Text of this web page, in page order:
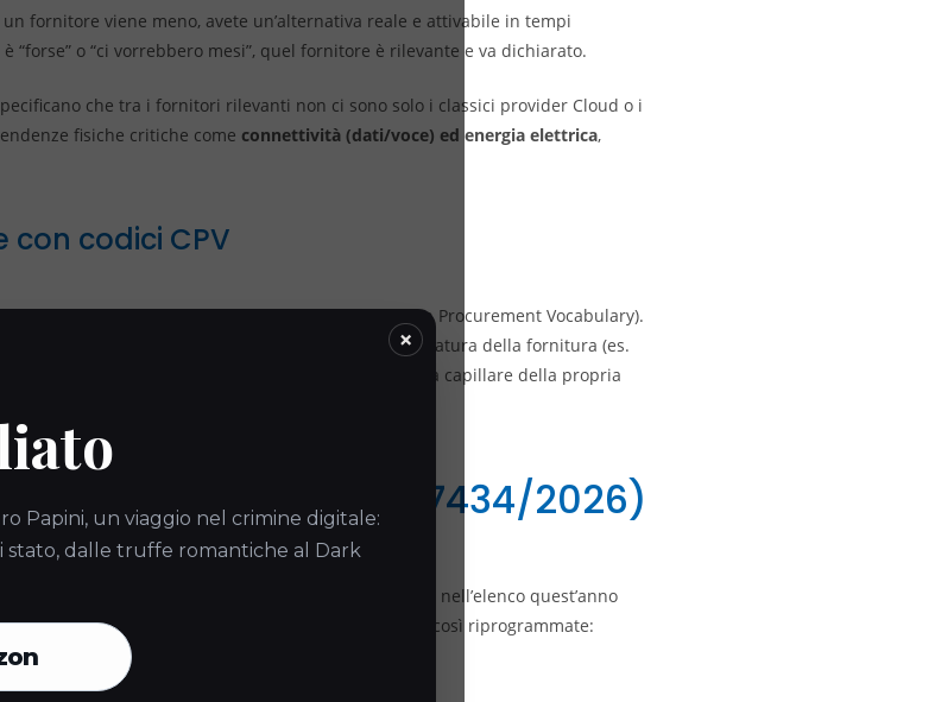
×
Papini, un viaggio nel crimine digitale:
dalle truffe romantiche al Dark
un fornitore viene meno, avete un’alternativa reale e attivabile in tempi
“forse” o “ci vorrebbero mesi”, quel fornitore è rilevante e va dichiarato.
che tra i fornitori rilevanti non ci sono solo i classici provider Cloud o i
fisiche critiche come connettività (dati/voce) ed energia elettrica,
con codici CPV
l’ACN richiede l’utilizzo deicodici CPV(Common Procurement Vocabulary).
informatici”, ma dovrete specificare esattamente la natura della fornitura (es.
ecc.). Questa precisione richiede una conoscenza capillare della propria
i nuovi entrati (Det. 127434/2026)
NIS 2026”, ovvero quelle aziende che entrano nell’elenco quest’anno
ACN). Per queste realtà, le scadenze sono così riprogrammate:
del referente tecnico CSIRT.